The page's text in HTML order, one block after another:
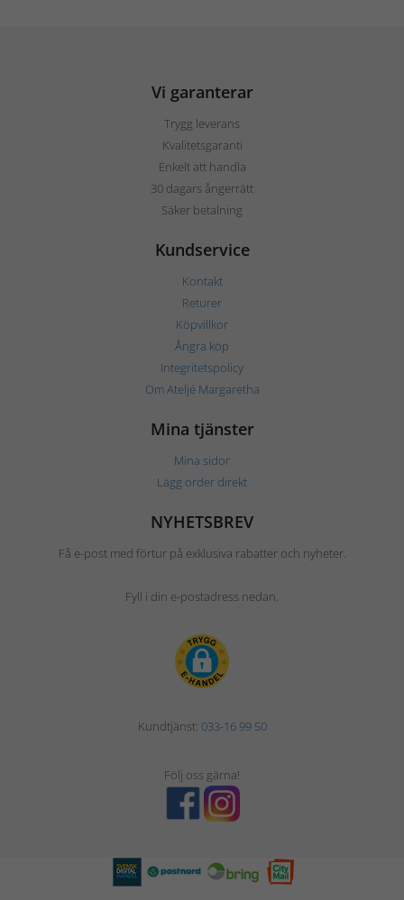
Vi garanterar
Trygg leverans
Kvalitetsgaranti
Enkelt att handla
30 dagars ångerrätt
Säker betalning
Kundservice
Kontakt
Returer
Köpvillkor
Ångra köp
Integritetspolicy
Om Ateljé Margaretha
Mina tjänster
Mina sidor
Lägg order direkt
NYHETSBREV
Få e-post med förtur på exklusiva rabatter och nyheter.
Fyll i din e-postadress nedan.
Kundtjänst: 033-16 99 50
Följ oss gärna!